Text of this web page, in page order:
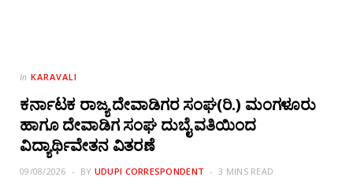
In KARAVALI
ಕರ್ನಾಟಕ ರಾಜ್ಯ ದೇವಾಡಿಗರ ಸಂಘ(ರಿ.) ಮಂಗಳೂರು
ಹಾಗೂ ದೇವಾಡಿಗ ಸಂಘ ದುಬೈ ವತಿಯಿಂದ
ವಿದ್ಯಾರ್ಥಿವೇತನ ವಿತರಣೆ
09/08/2026 BY UDUPI CORRESPONDENT 3 MINS READ